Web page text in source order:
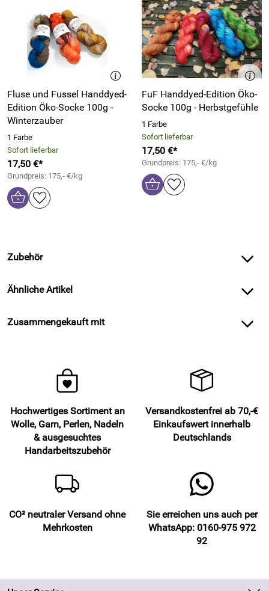
Fluse und Fussel Handdyed-
Edition Öko-Socke 100g -
Winterzauber
1 Farbe
Sofort lieferbar
17,50 €*
Grundpreis: 175,- €/kg
FuF Handdyed-Edition Öko-
Socke 100g - Herbstgefühle
1 Farbe
Sofort lieferbar
17,50 €*
Grundpreis: 175,- €/kg
Zubehör
Ähnliche Artikel
Zusammengekauft mit
Hochwertiges Sortiment an
Wolle, Garn, Perlen, Nadeln
& ausgesuchtes
Handarbeitszubehör
Versandkostenfrei ab 70,-€
Einkaufswert innerhalb
Deutschlands
CO² neutraler Versand ohne
Mehrkosten
Sie erreichen uns auch per
WhatsApp: 0160-975 972
92